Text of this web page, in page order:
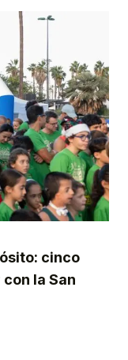
cinco
la San